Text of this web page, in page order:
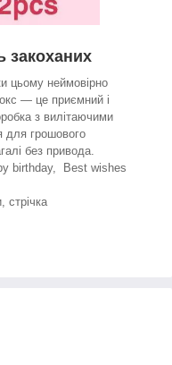
закоханих
цьому неймовірно
— це приємний і
з вилітаючими
для грошового
без привода.
birthday, Best wishes
стрічка